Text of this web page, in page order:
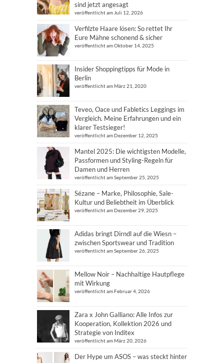
sind jetzt angesagt
veröffentlicht am Juli 12, 2026
Verfilzte Haare lösen: So rettet Ihr
Eure Mähne schonend & sicher
veröffentlicht am Oktober 14, 2025
Insider Shoppingtipps für Mode in
Berlin
veröffentlicht am März 21, 2020
Teveo, Oace und Fabletics Leggings im
Vergleich. Meine Erfahrungen und ein
klarer Testsieger!
veröffentlicht am Dezember 12, 2025
Mantel 2025: Die wichtigsten Modelle,
Passformen und Styling-Regeln für
Damen und Herren
veröffentlicht am September 25, 2025
Sézane – Marke, Philosophie, Sale-
Kultur und Beliebtheit im Überblick
veröffentlicht am Dezember 29, 2025
Adidas bringt Dirndl auf die Wiesn –
zwischen Sportswear und Tradition
veröffentlicht am September 26, 2025
Mellow Noir – Nachhaltige Hautpflege
mit Wirkung
veröffentlicht am Februar 4, 2026
Zara x John Galliano: Alle Infos zur
Kooperation, Kollektion 2026 und
Strategie von Inditex
veröffentlicht am März 20, 2026
Der Hype um ASOS – was steckt hinter